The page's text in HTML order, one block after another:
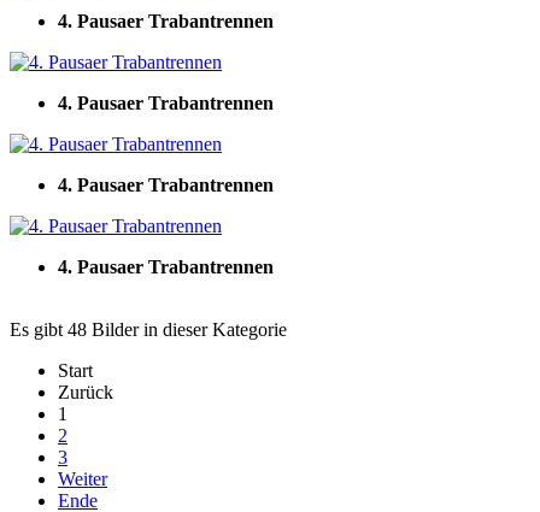
4. Pausaer Trabantrennen
4. Pausaer Trabantrennen
4. Pausaer Trabantrennen
4. Pausaer Trabantrennen
Es gibt 48 Bilder in dieser Kategorie
Start
Zurück
1
2
3
Weiter
Ende